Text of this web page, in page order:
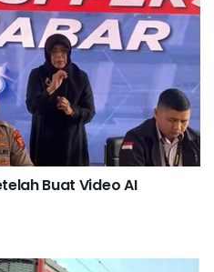
Buat Video AI